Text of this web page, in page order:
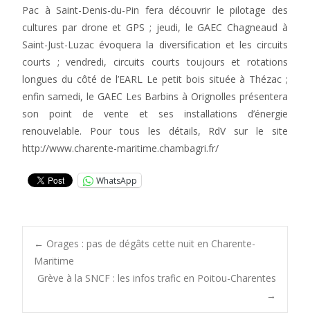
Pac à Saint-Denis-du-Pin fera découvrir le pilotage des
cultures par drone et GPS ; jeudi, le GAEC Chagneaud à
Saint-Just-Luzac évoquera la diversification et les circuits
courts ; vendredi, circuits courts toujours et rotations
longues du côté de l’EARL Le petit bois située à Thézac ;
enfin samedi, le GAEC Les Barbins à Orignolles présentera
son point de vente et ses installations d’énergie
renouvelable. Pour tous les détails, RdV sur le site
http://www.charente-maritime.chambagri.fr/
WhatsApp
Post
← Orages : pas de dégâts cette nuit en Charente-
Maritime
Grève à la SNCF : les infos trafic en Poitou-Charentes
→